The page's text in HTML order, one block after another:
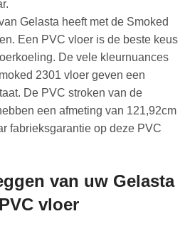
Gelasta heeft met de Smoked
Een PVC vloer is de beste keus
De vele kleurnuances
2301 vloer geven een
De PVC stroken van de
een afmeting van 121,92cm
fabrieksgarantie op deze PVC
van uw Gelasta
vloer